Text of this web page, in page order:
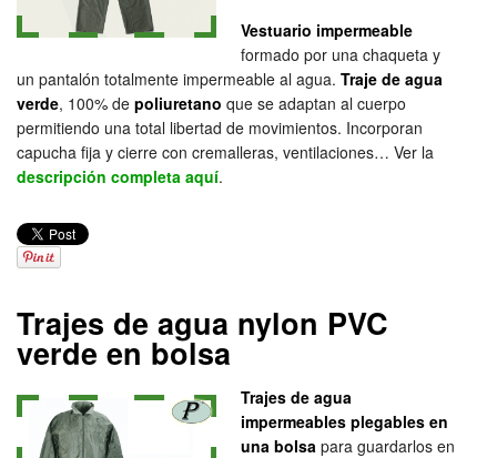
Vestuario impermeable
formado por una chaqueta y
un pantalón totalmente impermeable al agua. Traje de agua
verde, 100% de poliuretano que se adaptan al cuerpo
permitiendo una total libertad de movimientos. Incorporan
capucha fija y cierre con cremalleras, ventilaciones… Ver la
descripción completa aquí.
Trajes de agua nylon PVC
verde en bolsa
Trajes de agua
impermeables plegables en
una bolsa para guardarlos en